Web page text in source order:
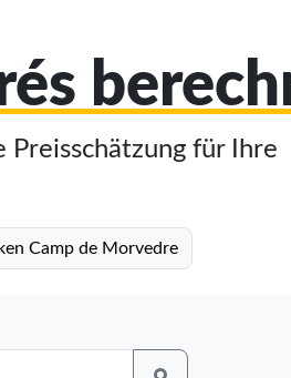
Preisschätzung für Ihre
Camp de Morvedre